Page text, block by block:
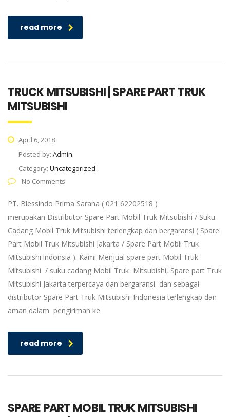
read more
TRUCK MITSUBISHI | SPARE PART TRUK
MITSUBISHI
April 6, 2018
Posted by: Admin
Category: Uncategorized
No Comments
PT. Blessindo Prima Sarana ( 021 62202518 )
merupakan Distributor Spare Part Mobil Truk Mitsubishi / Suku
Cadang Mobil Truk Mitsubishi terlengkap dan bergaransi ( Spare
Part Mobil Truk Mitsubishi Jakarta / Spare Part Mobil Truk
Mitsubishi indonsia ). Kami Menjual spare part Mobil Truk
Mitsubishi / suku cadang Mobil Truk Mitsubishi, Spare part Truk
Mitsubishi Jakarta terpercaya dan bergaransi dan sebagai
distributor Spare Part Truk Mitsubishi Indonesia terlengkap dan
aman dalam pengiriman ke
read more
SPARE PART MOBIL TRUK MITSUBISHI